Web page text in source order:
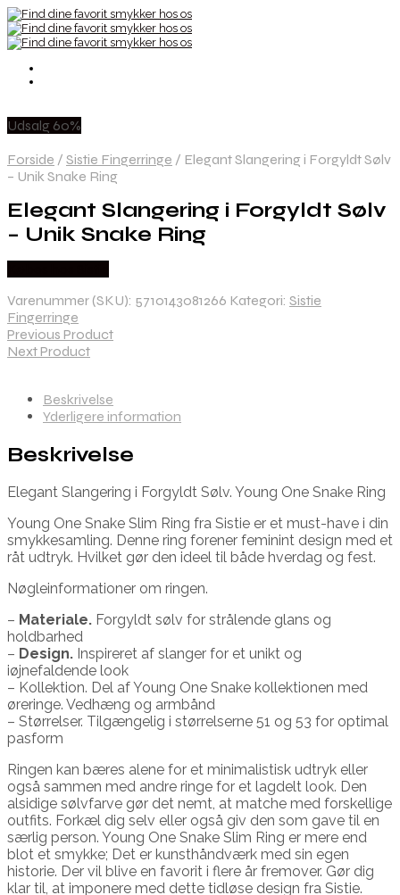
Udsalg 60%
Forside / Sistie Fingerringe / Elegant Slangering i Forgyldt Sølv
– Unik Snake Ring
Elegant Slangering i Forgyldt Sølv
– Unik Snake Ring
Varenummer (SKU): 5710143081266 Kategori: Sistie
Fingerringe
Previous Product
Next Product
Beskrivelse
Yderligere information
Beskrivelse
Elegant Slangering i Forgyldt Sølv. Young One Snake Ring
Young One Snake Slim Ring fra Sistie er et must-have i din
smykkesamling. Denne ring forener feminint design med et
råt udtryk. Hvilket gør den ideel til både hverdag og fest.
Nøgleinformationer om ringen.
– Materiale. Forgyldt sølv for strålende glans og
holdbarhed
– Design. Inspireret af slanger for et unikt og
iøjnefaldende look
– Kollektion. Del af Young One Snake kollektionen med
øreringe. Vedhæng og armbånd
– Størrelser. Tilgængelig i størrelserne 51 og 53 for optimal
pasform
Ringen kan bæres alene for et minimalistisk udtryk eller
også sammen med andre ringe for et lagdelt look. Den
alsidige sølvfarve gør det nemt, at matche med forskellige
outfits. Forkæl dig selv eller også giv den som gave til en
særlig person. Young One Snake Slim Ring er mere end
blot et smykke; Det er kunsthåndværk med sin egen
historie. Der vil blive en favorit i flere år fremover. Gør dig
klar til, at imponere med dette tidløse design fra Sistie.